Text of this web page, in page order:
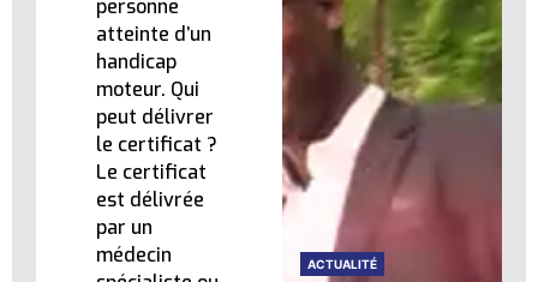
personne
atteinte d’un
handicap
moteur. Qui
peut délivrer
le certificat ?
Le certificat
est délivrée
par un
médecin
ACTUALITÉ ACTUALITÉ